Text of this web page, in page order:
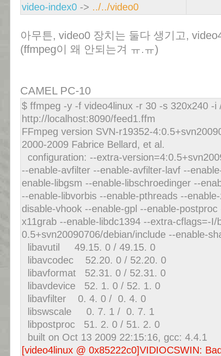
video-index0 -> ../../video0
아무튼, video0 장치는 둘다 생기고,
(ffmpeg이 왜 안되는겨 ㅠ.ㅠ)
CAMEL PC-10
$ ffmpeg -y -f video4linux -r 30 -s 320x240 -i
http://localhost:8090/feed1.ffm
FFmpeg version SVN-r19352-
2000-2009 Fabrice Bellard, et al.
configuration: --extra-
--enable-avfilter --enable-avfilter-lavf --
enable-libgsm --enable-libschroedinger --
--enable-libvorbis --enable-pthreads --
disable-vhook --enable-gpl --enable-
x11grab --enable-libdc1394 --extra-cflags=-I/
0.5+svn20090706/debian/include --enable-
libavutil 49.15. 0 / 49.15. 0
libavcodec 52.20. 0 / 52.20. 0
libavformat 52.31. 0 / 52.31. 0
libavdevice 52. 1. 0 / 52. 1. 0
libavfilter 0. 4. 0 / 0. 4. 0
libswscale 0. 7. 1 / 0. 7. 1
libpostproc 51. 2. 0 / 51. 2. 0
built on Oct 13 2009 22:15:16, gcc: 4.4.1
[video4linux @ 0x85222c0]VIDIOCSWIN: